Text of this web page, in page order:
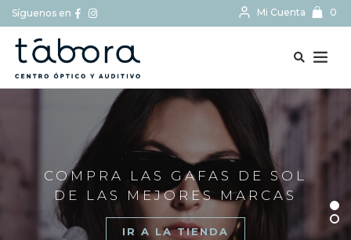
Síguenos en Mi Cuenta 0
COMPRA LAS GAFAS DE SOL
DE LAS MEJORES MARCAS
IR A LA TIENDA